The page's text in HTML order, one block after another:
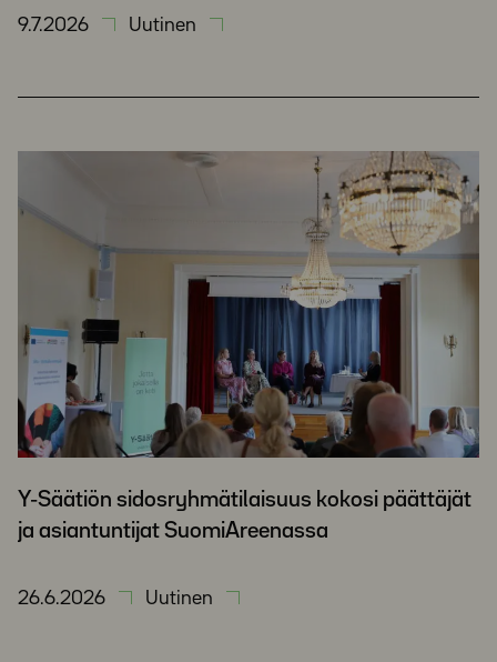
9.7.2026 Uutinen
Y-Säätiön sidosryhmätilaisuus kokosi päättäjät
ja asiantuntijat SuomiAreenassa
26.6.2026 Uutinen